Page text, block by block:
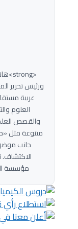
العلوم
والقصص
متنوعة مثل
جانب
مؤسسة